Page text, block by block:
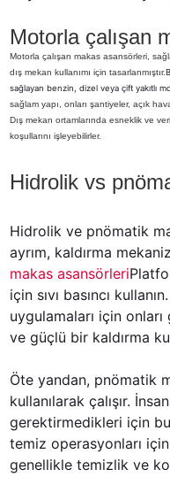
Motorla çalışan
Motorla çalışan makas asansörleri,
dış mekan kullanımı için tasarlanmıştır.
sağlayan benzin, dizel veya çift yakıtlı
sağlam yapı, onları şantiyeler, açık
Dış mekan ortamlarında esneklik ve
koşullarını işleyebilirler.
Hidrolik vs
Hidrolik ve pnömatik
ayrım, kaldırma
makas asansörleri
için sıvı basıncı
uygulamaları için
ve güçlü bir kaldırma
Öte yandan, pnömatik
kullanılarak çalışır.
gerektirmedikleri için
temiz operasyonları
genellikle temizlik ve